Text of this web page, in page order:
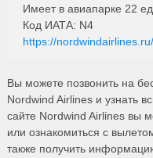
Имеет в авиапарке 22
Код ИАТА: N4
https://nordwindairlines.ru/
Вы можете позвонить на
Nordwind Airlines и узнать
сайте Nordwind Airlines вы
или ознакомиться с
также получить